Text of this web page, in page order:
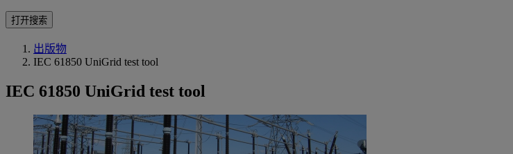
打开搜索
出版物
IEC 61850 UniGrid test tool
IEC 61850 UniGrid test tool